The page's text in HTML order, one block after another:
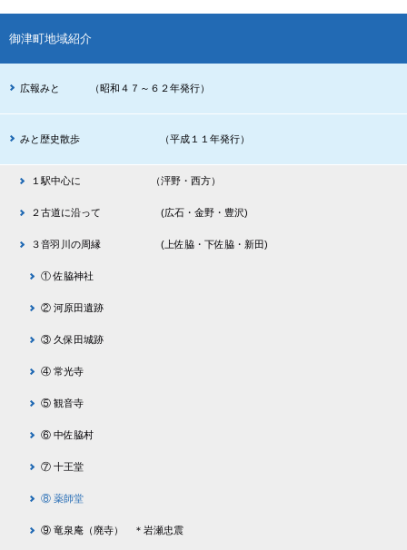
御津町地域紹介
広報みと （昭和４７～６２年発行）
みと歴史散歩 （平成１１年発行）
１駅中心に （泙野・西方）
２古道に沿って (広石・金野・豊沢)
３音羽川の周縁 (上佐脇・下佐脇・新田)
① 佐脇神社
② 河原田遺跡
③ 久保田城跡
④ 常光寺
⑤ 観音寺
⑥ 中佐脇村
⑦ 十王堂
⑧ 薬師堂
⑨ 竜泉庵（廃寺） ＊岩瀬忠震